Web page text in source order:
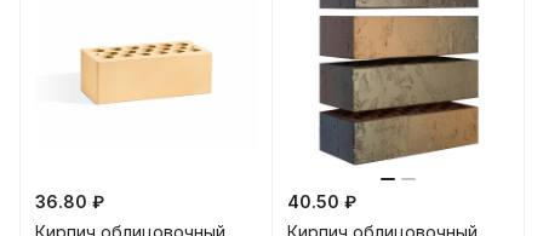
36.80 ₽
Кирпич облицовочный
40.50 ₽
Кирпич облицовочный